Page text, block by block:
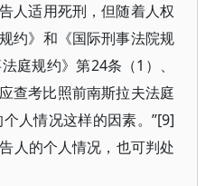
人适用死刑，但随着人权
约》和《国际刑事法院规
庭规约》第24条（1）、
查考比照前南斯拉夫法庭
人情况这样的因素。”[9]
人的个人情况，也可判处